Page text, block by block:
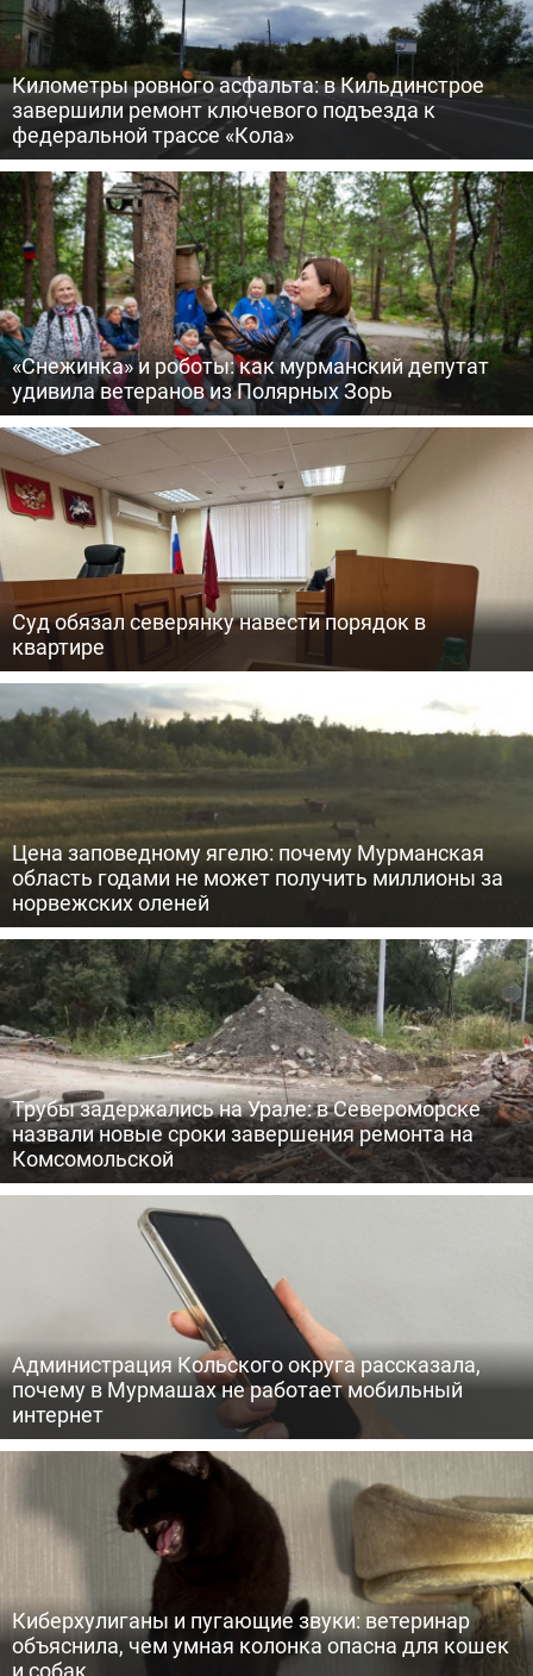
Километры ровного асфальта: в Кильдинстрое
завершили ремонт ключевого подъезда к
федеральной трассе «Кола»
«Снежинка» и роботы: как мурманский депутат
удивила ветеранов из Полярных Зорь
Суд обязал северянку навести порядок в
квартире
Цена заповедному ягелю: почему Мурманская
область годами не может получить миллионы за
норвежских оленей
Трубы задержались на Урале: в Североморске
назвали новые сроки завершения ремонта на
Комсомольской
Администрация Кольского округа рассказала,
почему в Мурмашах не работает мобильный
интернет
Киберхулиганы и пугающие звуки: ветеринар
объяснила, чем умная колонка опасна для кошек
и собак